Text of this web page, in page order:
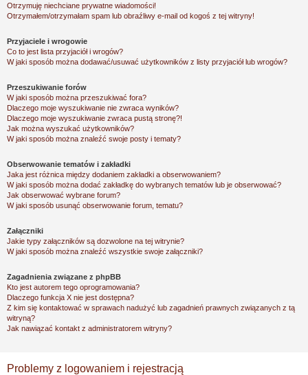
Otrzymuję niechciane prywatne wiadomości!
Otrzymałem/otrzymałam spam lub obraźliwy e-mail od kogoś z tej witryny!
Przyjaciele i wrogowie
Co to jest lista przyjaciół i wrogów?
W jaki sposób można dodawać/usuwać użytkowników z listy przyjaciół lub wrogów?
Przeszukiwanie forów
W jaki sposób można przeszukiwać fora?
Dlaczego moje wyszukiwanie nie zwraca wyników?
Dlaczego moje wyszukiwanie zwraca pustą stronę?!
Jak można wyszukać użytkowników?
W jaki sposób można znaleźć swoje posty i tematy?
Obserwowanie tematów i zakładki
Jaka jest różnica między dodaniem zakładki a obserwowaniem?
W jaki sposób można dodać zakładkę do wybranych tematów lub je obserwować?
Jak obserwować wybrane forum?
W jaki sposób usunąć obserwowanie forum, tematu?
Załączniki
Jakie typy załączników są dozwolone na tej witrynie?
W jaki sposób można znaleźć wszystkie swoje załączniki?
Zagadnienia związane z phpBB
Kto jest autorem tego oprogramowania?
Dlaczego funkcja X nie jest dostępna?
Z kim się kontaktować w sprawach nadużyć lub zagadnień prawnych związanych z tą
witryną?
Jak nawiązać kontakt z administratorem witryny?
Problemy z logowaniem i rejestracją